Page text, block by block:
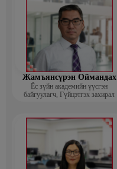
Жамъянсүрэн Оймандах
Ёс зүйн академийн үүсгэн
байгуулагч, Гүйцэтгэх захирал